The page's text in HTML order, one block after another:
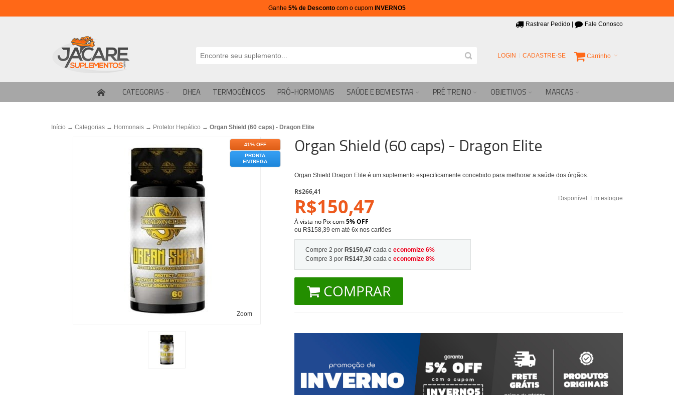
Ganhe 5% de Desconto com o cupom INVERNO5
Rastrear Pedido Fale Conosco
Carrinho
LOGIN CADASTRE-SE
CATEGORIAS DHEA TERMOGÊNICOS PRÓ-HORMONAIS SAÚDE E BEM ESTAR PRÉ TREINO OBJETIVOS MARCAS
Início → Categorias → Hormonais → Protetor Hepático → Organ Shield (60 caps) - Dragon Elite
Zoom
41% OFF
PRONTA
ENTREGA
Organ Shield (60 caps) - Dragon Elite
Organ Shield Dragon Elite é um suplemento especificamente concebido para melhorar a saúde dos órgãos.
Disponível: Em estoque
R$266,41
R$150,47
À vista no Pix com5% OFF
ou R$158,39 em até 6x nos cartões
Compre 2 por R$150,47cada e economize 6%
Compre 3 por R$147,30cada e economize 8%
COMPRAR